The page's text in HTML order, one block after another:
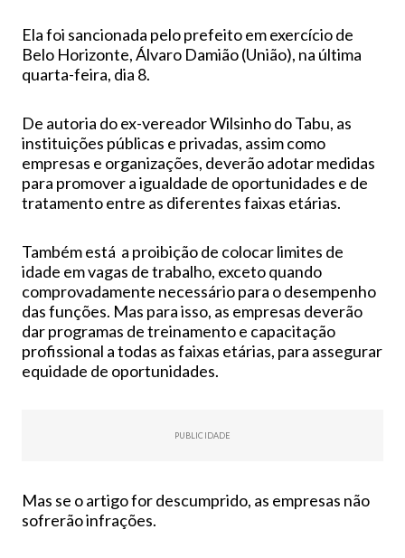
Ela foi sancionada pelo prefeito em exercício de
Belo Horizonte, Álvaro Damião (União), na última
quarta-feira, dia 8.
De autoria do ex-vereador Wilsinho do Tabu, as
instituições públicas e privadas, assim como
empresas e organizações, deverão adotar medidas
para promover a igualdade de oportunidades e de
tratamento entre as diferentes faixas etárias.
Também está a proibição de colocar limites de
idade em vagas de trabalho, exceto quando
comprovadamente necessário para o desempenho
das funções. Mas para isso, as empresas deverão
dar programas de treinamento e capacitação
profissional a todas as faixas etárias, para assegurar
equidade de oportunidades.
PUBLICIDADE
Mas se o artigo for descumprido, as empresas não
sofrerão infrações.